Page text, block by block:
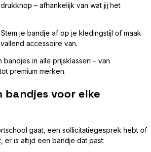
– afhankelijk van wat jij het
Stem je bandje af op je kledingstijl of maak
accessoire van.
bandjes in alle prijsklassen – van
premium merken.
bandjes voor elke
gaat, een sollicitatiegesprek hebt of
er is altijd een bandje dat past: